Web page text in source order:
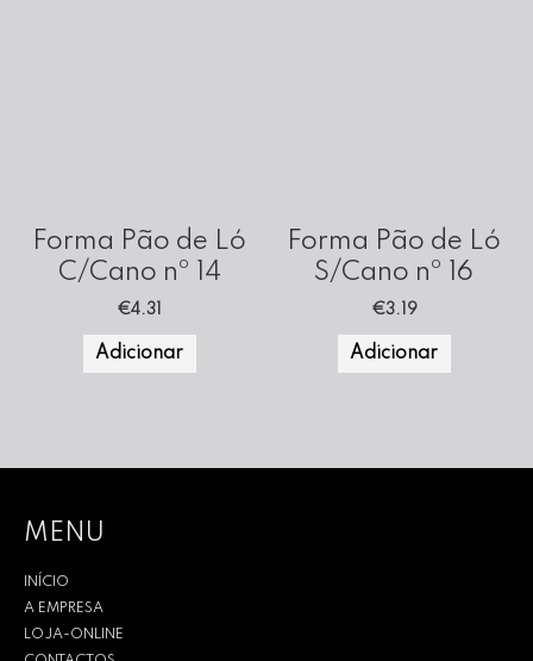
Forma Pão de Ló
C/Cano nº 14
€4.31
Adicionar
Forma Pão de Ló
S/Cano nº 16
€3.19
Adicionar
MENU
INÍCIO
A EMPRESA
LOJA-ONLINE